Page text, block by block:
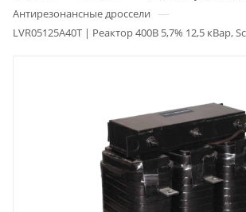
Антирезонансные дроссели —
LVR05125A40T | Реактор 400В 5,7% 12,5 кВар,